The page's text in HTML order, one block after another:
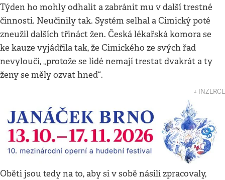
Týden ho mohly odhalit a zabránit mu v další trestné
činnosti. Neučinily tak. Systém selhal a Cimický poté
zneužil dalších třináct žen. Česká lékařská komora se
ke kauze vyjádřila tak, že Cimického ze svých řad
nevyloučí, „protože se lidé nemají trestat dvakrát a ty
ženy se měly ozvat hned“.
↓ INZERCE
Oběti jsou tedy na to, aby si v sobě násilí zpracovaly,